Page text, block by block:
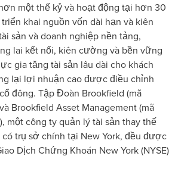
một thế kỷ và hoạt động tại hơn 30
khai nguồn vốn dài hạn và kiên
sản và doanh nghiệp nền tảng,
lai kết nối, kiên cường và bền vững
gia tăng tài sản lâu dài cho khách
lại lợi nhuận cao được điều chỉnh
đông. Tập Đoàn Brookfield (mã
Brookfield Asset Management (mã
một công ty quản lý tài sản thay thế
trụ sở chính tại New York, đều được
Dịch Chứng Khoán New York (NYSE)